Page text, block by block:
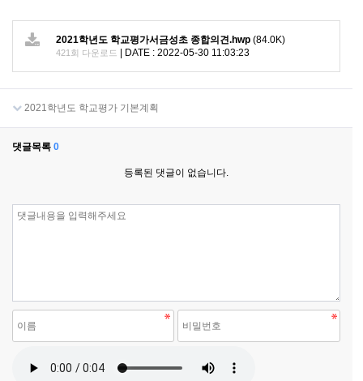
2021학년도 학교평가서금성초 종합의견.hwp (84.0K)
421회 다운로드 DATE : 2022-05-30 11:03:23
2021학년도 학교평가 기본계획
댓글목록 0
등록된 댓글이 없습니다.